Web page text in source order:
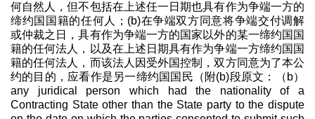
何自然人，但不包括在上述任一日期也具有作为争端一方的
缔约国国籍的任何人；(b)在争端双方同意将争端交付调解
或仲裁之日，具有作为争端一方的国家以外的某一缔约国国
籍的任何法人，以及在上述日期具有作为争端一方缔约国国
籍的任何法人，而该法人因受外国控制，双方同意为了本公
约的目的，应看作是另一缔约国国民（附(b)段原文：（b）
any juridical person which had the nationality of a
Contracting State other than the State party to the dispute